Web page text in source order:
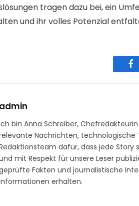
tragen dazu bei, ein
und ihr volles Potenzial
admin
bin Anna Schreiber,
Nachrichten, technologische
dafür, dass jede
mit Respekt für unsere Leser
Fakten und journalistische
erhalten.